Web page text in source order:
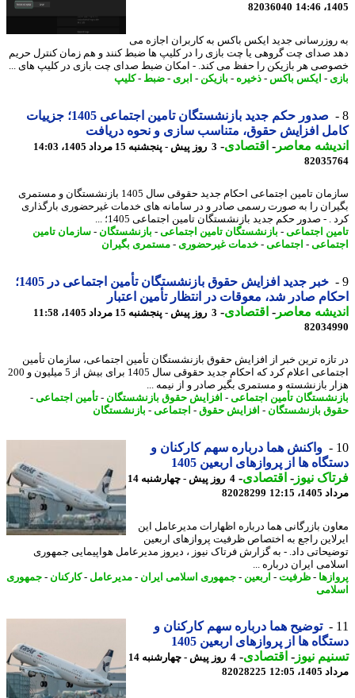
82036040
جدید ایکس باکس به کاربران اجازه می
صدای چت گروهی یا چت بازی را در کلیپ ها ضبط کنند و هم زمان کنترل حریم
هر بازیکن را حفظ می کند. - امکان ضبط صدای چت بازی در کلیپ های ...
- ایکس باکس-ذخیره-بازیکن -ابری - ضبط-کلیپ
صدور حکم جدید بازنشستگان تامین اجتماعی 1405؛ جزییات
افزایش حقوق، متناسب سازی و نحوه دریافت
معاصر-اقتصادی-3 روز پیش - پنجشنبه 15 مرداد 1405، 14:03
سازمان تامین اجتماعی احکام جدید حقوقی سال 1405 بازنشستگان و مستمری
را به صورت رسمی صادر و در سامانه های خدمات غیرحضوری بارگذاری
. - صدور حکم جدید بازنشستگان تامین اجتماعی 1405؛ ...
اجتماعی-بازنشستگان تامین اجتماعی-بازنشستگان-سازمان تامین
-اجتماعی-خدمات غیرحضوری- مستمری بگیران
خبر جدید افزایش حقوق بازنشستگان تأمین اجتماعی در 1405؛
صادر شد، معوقات در انتظار تأمین اعتبار
معاصر-اقتصادی-3 روز پیش - پنجشنبه 15 مرداد 1405، 11:58
ترین خبر از افزایش حقوق بازنشستگان تأمین اجتماعی، سازمان تأمین
اجتماعی اعلام کرد که احکام جدید حقوقی سال 1405 برای بیش از 5 میلیون و 200
بازنشسته و مستمری بگیر صادر و از نیمه ...
تأمین اجتماعی-افزایش حقوق بازنشستگان-تأمین اجتماعی-
بازنشستگان-افزایش حقوق-اجتماعی-بازنشستگان
واکنش هما درباره سهم کارکنان و
ها از پروازهای اربعین 1405
نیوز-اقتصادی-
4 روز پیش - چهارشنبه 14
12:15
82028299
بازرگانی هما درباره اظهارات مدیرعامل این
راجع به اختصاص ظرفیت پروازهای اربعین
داد. - به گزارش فرتاک نیوز ، دیروز مدیرعامل هواپیمایی جمهوری
ایران درباره ...
- ظرفیت -اربعین -جمهوری اسلامی ایران - مدیرعامل-کارکنان-جمهوری
توضیح هما درباره سهم کارکنان و
ها از پروازهای اربعین 1405
نیوز-اقتصادی-
4 روز پیش - چهارشنبه 14
12:05
82028225